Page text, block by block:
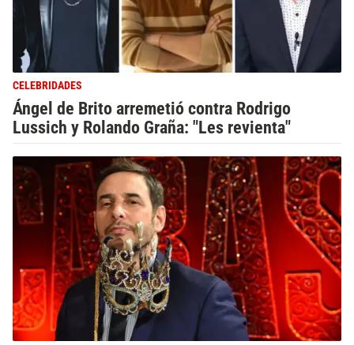
CELEBRIDADES
Ángel de Brito arremetió contra Rodrigo
Lussich y Rolando Graña: "Les revienta"